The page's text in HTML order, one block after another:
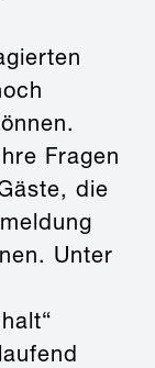
Fragen
die
Unter